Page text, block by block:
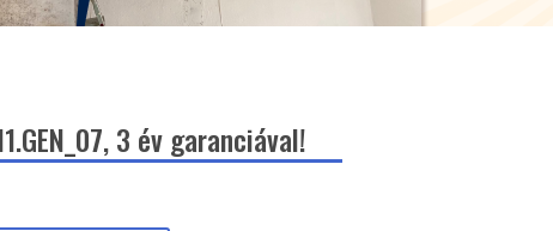
3 év garanciával!